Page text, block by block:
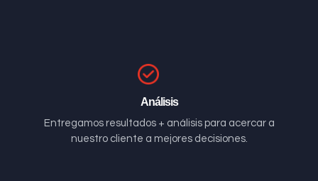
Análisis
Entregamos resultados + análisis para acercar a
nuestro cliente a mejores decisiones.